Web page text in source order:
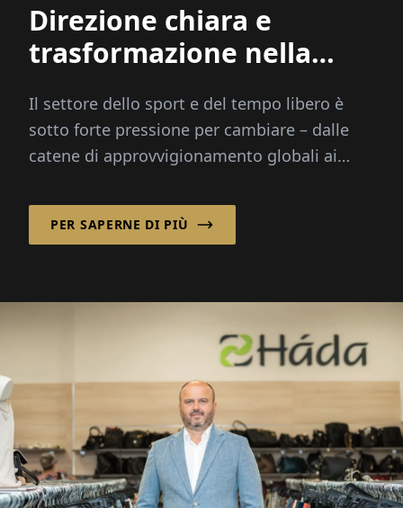
Direzione chiara e
trasformazione nella
Il settore dello sport e del tempo libero è
sotto forte pressione per cambiare – dalle
catene di approvvigionamento globali ai
GmbH, che raggruppa cin...
PER SAPERNE DI PIÙ